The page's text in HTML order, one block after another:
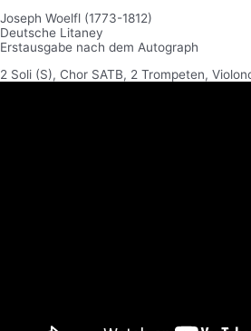
Joseph Woelfl (1773-1812)
Deutsche Litaney
Erstausgabe nach dem Autograph
2 Soli (S), Chor SATB, 2 Trompeten,